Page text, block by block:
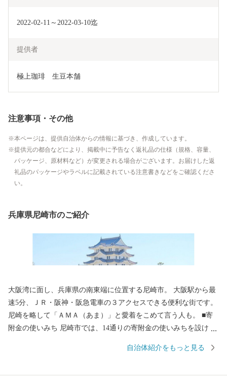
2022-02-11～2022-03-10迄
提供者
極上珈琲　生豆本舗
注意事項・その他
本ページは、提供自治体からの情報に基づき、作成しています。
提供元の都合などにより、掲載中に予告なく返礼品の仕様（規格、容量、
パッケージ、原材料など）が変更される場合がございます。お届けした返
礼品のパッケージやラベルに記載されている注意書きなどをご確認くださ
い。
兵庫県尼崎市のご紹介
大阪湾に面し、兵庫県の南東端に位置する尼崎市。 大阪駅から最
速5分、ＪＲ・阪神・阪急電車の３アクセスできる便利な街です。
尼崎を略して「ＡＭＡ（あま）」と愛着をこめて言う人も。 ■寄
附金の使いみち 尼崎市では、14通りの寄附金の使いみちを設けて
犬・猫の殺処分ゼロを目指すなどの動物愛護に関する 基金などが
自治体紹介をもっと見る